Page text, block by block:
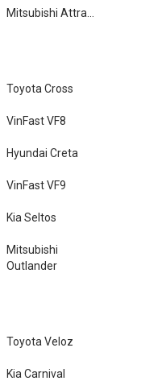
Toyota Cross
VinFast VF8
Hyundai Creta
VinFast VF9
Kia Seltos
Mitsubishi
Outlander
Toyota Veloz
Kia Carnival